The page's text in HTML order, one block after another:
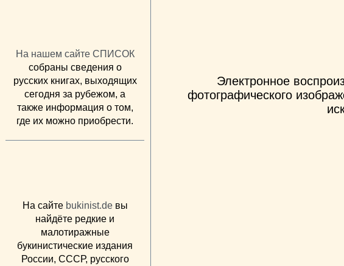
На нашем сайте СПИСОК
собраны сведения о
русских книгах, выходящих
сегодня за рубежом, а
также информация о том,
где их можно приобрести.
На сайте bukinist.deвы
найдёте редкие и
малотиражные
букинистические издания
России, СССР, русского
Электронное
фотографического